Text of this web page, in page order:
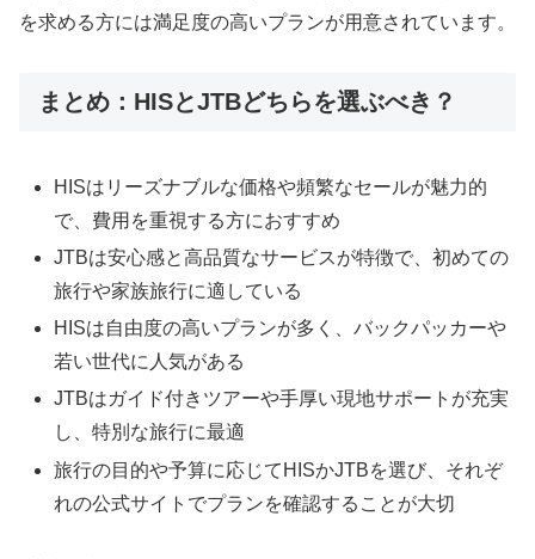
を求める方には満足度の高いプランが用意されています。
まとめ：HISとJTBどちらを選ぶべき？
HISはリーズナブルな価格や頻繁なセールが魅力的
で、費用を重視する方におすすめ
JTBは安心感と高品質なサービスが特徴で、初めての
旅行や家族旅行に適している
HISは自由度の高いプランが多く、バックパッカーや
若い世代に人気がある
JTBはガイド付きツアーや手厚い現地サポートが充実
し、特別な旅行に最適
旅行の目的や予算に応じてHISかJTBを選び、それぞ
れの公式サイトでプランを確認することが大切